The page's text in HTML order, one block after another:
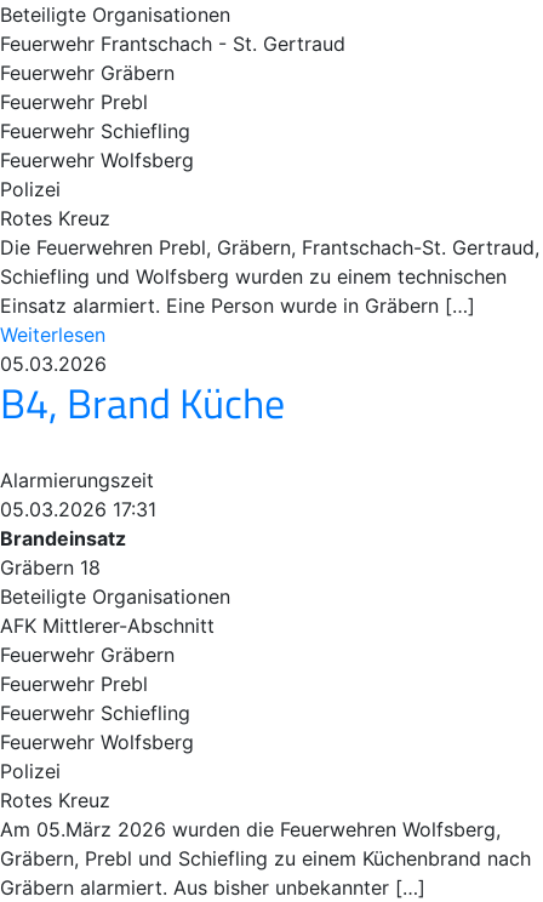
Beteiligte Organisationen
Feuerwehr Frantschach - St. Gertraud
Feuerwehr Gräbern
Feuerwehr Prebl
Feuerwehr Schiefling
Feuerwehr Wolfsberg
Polizei
Rotes Kreuz
Die Feuerwehren Prebl, Gräbern, Frantschach-St. Gertraud,
Schiefling und Wolfsberg wurden zu einem technischen
Einsatz alarmiert. Eine Person wurde in Gräbern […]
Weiterlesen
05.03.2026
B4, Brand Küche
Alarmierungszeit
05.03.2026 17:31
Brandeinsatz
Gräbern 18
Beteiligte Organisationen
AFK Mittlerer-Abschnitt
Feuerwehr Gräbern
Feuerwehr Prebl
Feuerwehr Schiefling
Feuerwehr Wolfsberg
Polizei
Rotes Kreuz
Am 05.März 2026 wurden die Feuerwehren Wolfsberg,
Gräbern, Prebl und Schiefling zu einem Küchenbrand nach
Gräbern alarmiert. Aus bisher unbekannter […]